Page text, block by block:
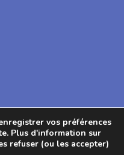
vos préférences
Plus d'information sur
refuser (ou les accepter)